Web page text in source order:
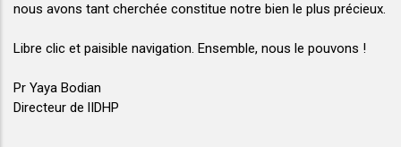
nous avons tant cherchée constitue notre bien le plus précieux.
Libre clic et paisible navigation. Ensemble, nous le pouvons !
Pr Yaya Bodian
Directeur de lIDHP